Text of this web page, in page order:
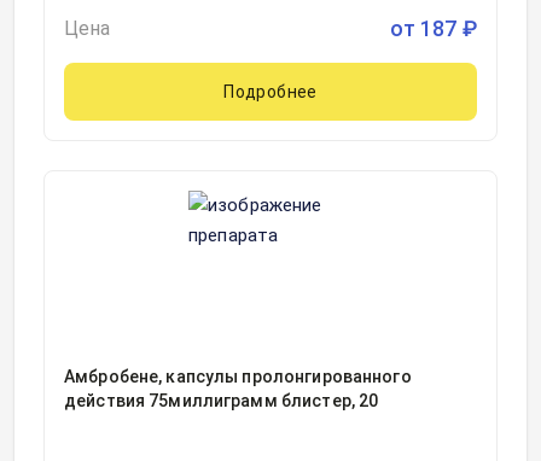
Цена от 187 ₽
Подробнее
Амбробене, капсулы пролонгированного
действия 75миллиграмм блистер, 20